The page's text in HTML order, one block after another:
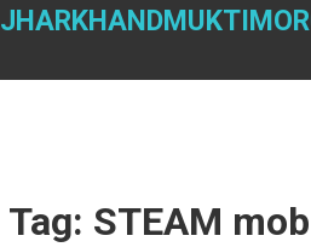
Skip
Tag: STEAM